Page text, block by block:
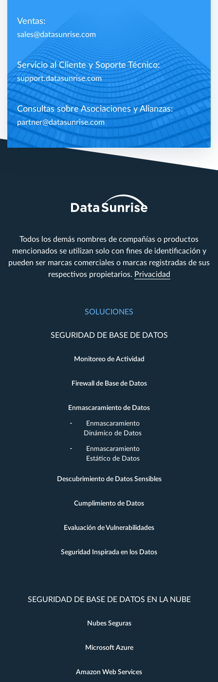
Ventas:
sales@datasunrise.com
Servicio al Cliente y Soporte Técnico:
support.datasunrise.com
Consultas sobre Asociaciones y Alianzas:
partner@datasunrise.com
Todos los demás nombres de compañías o productos
mencionados se utilizan solo con fines de identificación y
pueden ser marcas comerciales o marcas registradas de sus
respectivos propietarios. Privacidad
SOLUCIONES
SEGURIDAD DE BASE DE DATOS
Monitoreo de Actividad
Firewall de Base de Datos
Enmascaramiento de Datos
Enmascaramiento
Dinámico de Datos
Enmascaramiento
Estático de Datos
Descubrimiento de Datos Sensibles
Cumplimiento de Datos
Evaluación de Vulnerabilidades
Seguridad Inspirada en los Datos
SEGURIDAD DE BASE DE DATOS EN LA NUBE
Nubes Seguras
Microsoft Azure
Amazon Web Services